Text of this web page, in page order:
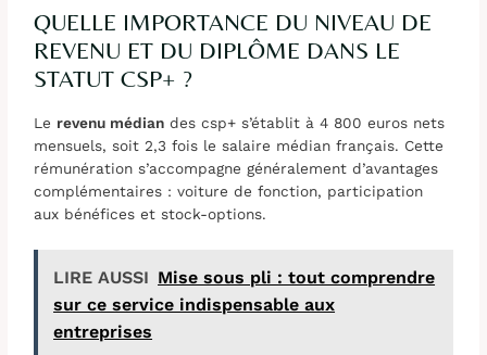
QUELLE IMPORTANCE DU NIVEAU DE
REVENU ET DU DIPLÔME DANS LE
STATUT CSP+ ?
Le revenu médian des csp+ s’établit à 4 800 euros nets
mensuels, soit 2,3 fois le salaire médian français. Cette
rémunération s’accompagne généralement d’avantages
complémentaires : voiture de fonction, participation
aux bénéfices et stock-options.
LIRE AUSSI Mise sous pli : tout comprendre
sur ce service indispensable aux
entreprises